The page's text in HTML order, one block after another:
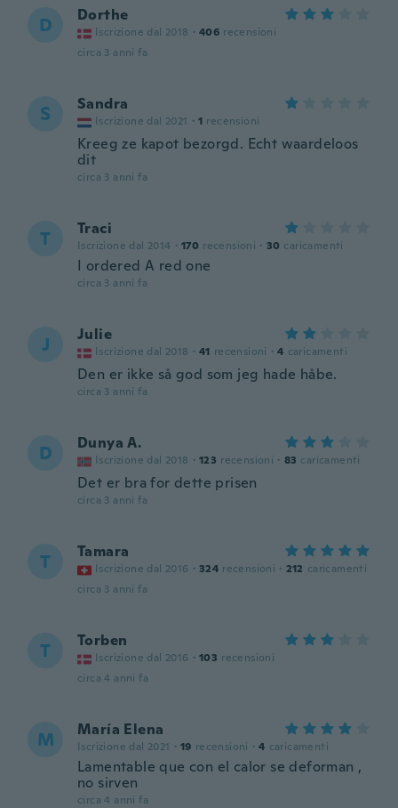
D Dorthe
Iscrizione dal 2018 · 406 recensioni
circa 3 anni fa
S Sandra
Iscrizione dal 2021 · 1 recensioni
Kreeg ze kapot bezorgd. Echt waardeloos
dit
circa 3 anni fa
T Traci
Iscrizione dal 2014 · 170 recensioni · 30 caricamenti
I ordered A red one
circa 3 anni fa
J Julie
Iscrizione dal 2018 · 41 recensioni · 4 caricamenti
Den er ikke så god som jeg hade håbe.
circa 3 anni fa
D Dunya A.
Iscrizione dal 2018 · 123 recensioni · 83 caricamenti
Det er bra for dette prisen
circa 3 anni fa
T Tamara
Iscrizione dal 2016 · 324 recensioni · 212 caricamenti
circa 3 anni fa
T Torben
Iscrizione dal 2016 · 103 recensioni
circa 4 anni fa
M María Elena
Iscrizione dal 2021 · 19 recensioni · 4 caricamenti
Lamentable que con el calor se deforman ,
no sirven
circa 4 anni fa